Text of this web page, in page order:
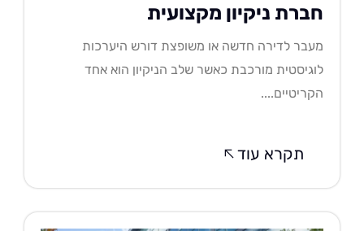
ניקיון מקצועית
לדירה חדשה או משופצת דורש היערכות
מורכבת כאשר שלב הניקיון הוא אחד
תקרא עוד